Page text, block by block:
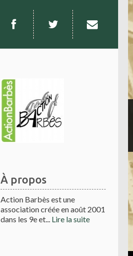
À propos
Action Barbès est une
association créée en août 2001
dans les 9e et... Lire la suite